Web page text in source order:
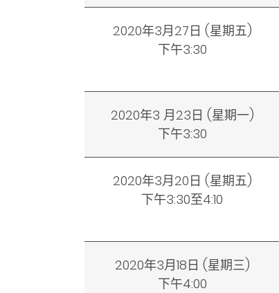
2020年3月27日 (星期五)
下午3:30
2020年3 月23日 (星期一)
下午3:30
2020年3月20日 (星期五)
下午3:30至4:10
2020年3月18日 (星期三)
下午4:00